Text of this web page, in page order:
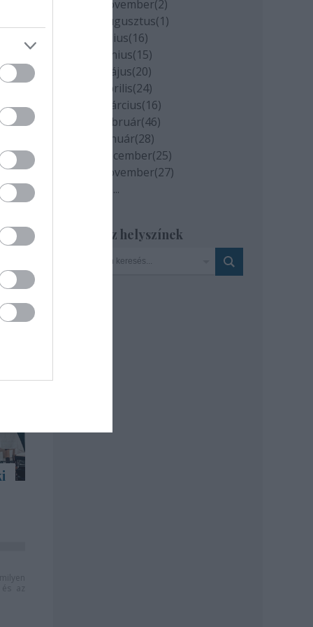
A
2020 november(2)
2020 augusztus(1)
2020 július(16)
2020 június(15)
2020 május(20)
2020 április(24)
2020 március(16)
2020 február(46)
2020 január(28)
2019 december(25)
2019 november(27)
...
Szinház helyszínek